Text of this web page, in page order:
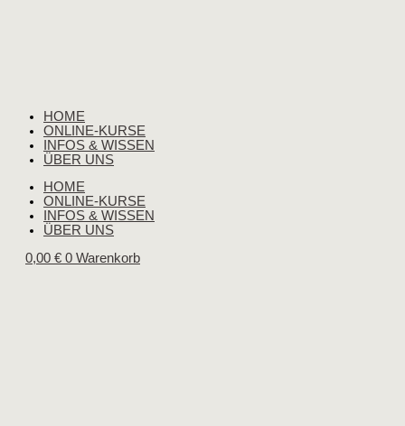
HOME
ONLINE-KURSE
INFOS & WISSEN
ÜBER UNS
HOME
ONLINE-KURSE
INFOS & WISSEN
ÜBER UNS
0,00 € 0 Warenkorb